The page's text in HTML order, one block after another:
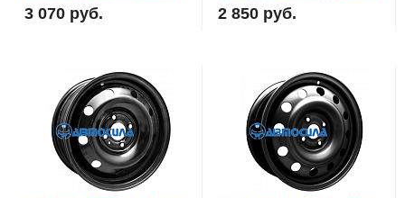
3 070 руб. 2 850 руб.